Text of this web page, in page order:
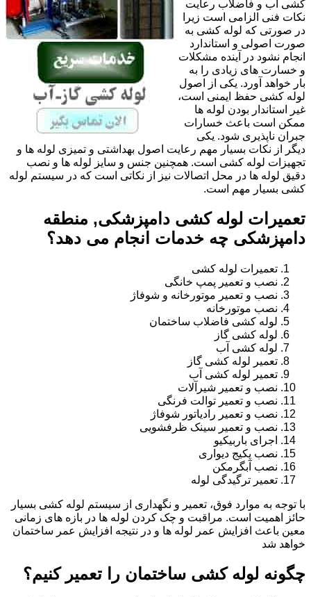
کشی آب و فاضلاب رعایت
نکات فنی الزامی است زیرا
در صورتی که لوله کشی به
صورت اصولی و استاندارد
انجام نشود در آینده مشکلات
و خسارت های زیادی را به
بار خواهد آورد. یکی از اصول
لوله کشی حفظ ایمنی است،
غیر استاندار بودن لوله ها
ممکن است باعث خسارات
جبران ناپذیری شود. یکی
دیگر از نکات بسیار مهم رعایت اصول بهداشتی و تمیزی لوله ها و
تجهیزات لوله کشی است. همچنین جنس و سایز لوله ها و نصب
دقیق لوله ها در محل اتصالات نیز از نکاتی است که در سیستم لوله
کشی بسیار مهم است.
تعمیرات لوله کشی دامپزشکی, منطقه
دامپزشکی چه خدمات انجام می دهد؟
تعمیرات لوله کشی
نصب و تعمیر پمپ خانگی
نصب و تعمیر موتورخانه و شوفاژ
نصب موتورخانه
لوله کشی فاضلاب ساختمان
لوله کشی گاز
لوله کشی آب
تعمیر لوله کشی گاز
تعمیر لوله کشی آب
نصب و تعمیر شیرآلات
نصب و تعمیر توالت فرنگی
نصب و تعمیر رادیاتور شوفاژ
نصب و تعمیر سینک ظرفشویی
اجرای باربیکیو
نصب پکیج دیواری
نصب آبگرمکن
تعمیر ترگیدگی لوله
با توجه به موارد فوق، تعمیر و نگهداری از سیستم لوله کشی بسیار
حائز اهمیت است. مراقبت و چک کردن لوله ها در بازه های زمانی
معین باعث افزایش عمر لوله ها و در نتیجه افزایش عمر ساختمان
خواهد شد
چگونه لوله کشی ساختمان را تعمیر کنیم؟